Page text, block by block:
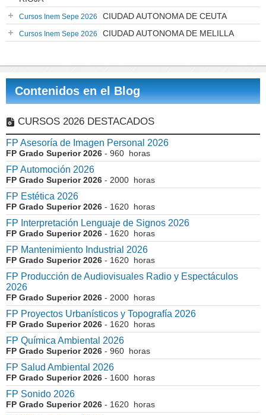
Cursos Inem Sepe 2026 CIUDAD AUTONOMA DE CEUTA
Cursos Inem Sepe 2026 CIUDAD AUTONOMA DE MELILLA
Contenidos en el Blog
CURSOS 2026 DESTACADOS
FP Asesoría de Imagen Personal 2026
FP Grado Superior 2026 - 960 horas
FP Automoción 2026
FP Grado Superior 2026 - 2000 horas
FP Estética 2026
FP Grado Superior 2026 - 1620 horas
FP Interpretación Lenguaje de Signos 2026
FP Grado Superior 2026 - 1620 horas
FP Mantenimiento Industrial 2026
FP Grado Superior 2026 - 1620 horas
FP Producción de Audiovisuales Radio y Espectáculos
2026
FP Grado Superior 2026 - 2000 horas
FP Proyectos Urbanísticos y Topografía 2026
FP Grado Superior 2026 - 1620 horas
FP Química Ambiental 2026
FP Grado Superior 2026 - 960 horas
FP Salud Ambiental 2026
FP Grado Superior 2026 - 1600 horas
FP Sonido 2026
FP Grado Superior 2026 - 1620 horas